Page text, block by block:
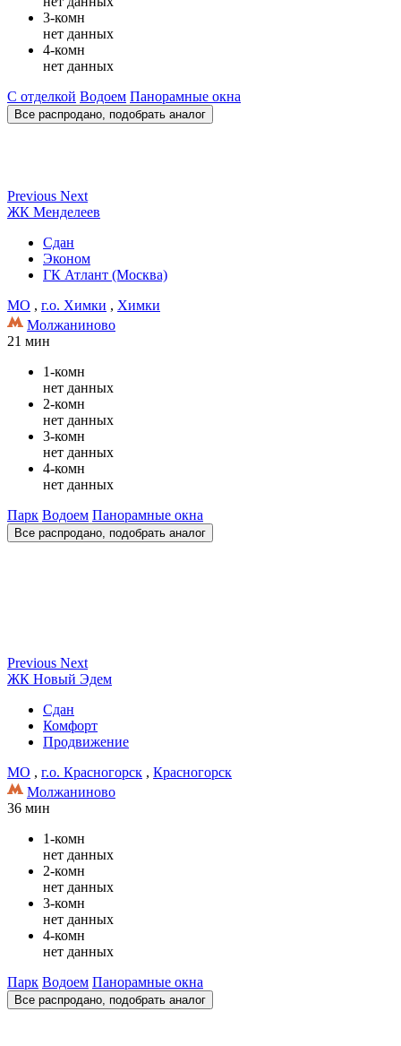
3-комн
нет данных
4-комн
нет данных
С отделкой Водоем Панорамные окна
Все распродано, подобрать аналог
Previous Next
ЖК Менделеев
Сдан
Эконом
ГК Атлант (Москва)
МО , г.о. Химки , Химки
Молжаниново
21 мин
1-комн
нет данных
2-комн
нет данных
3-комн
нет данных
4-комн
нет данных
Парк Водоем Панорамные окна
Все распродано, подобрать аналог
Previous Next
ЖК Новый Эдем
Сдан
Комфорт
Продвижение
МО , г.о. Красногорск , Красногорск
Молжаниново
36 мин
1-комн
нет данных
2-комн
нет данных
3-комн
нет данных
4-комн
нет данных
Парк Водоем Панорамные окна
Все распродано, подобрать аналог